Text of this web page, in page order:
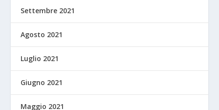
Settembre 2021
Agosto 2021
Luglio 2021
Giugno 2021
Maggio 2021